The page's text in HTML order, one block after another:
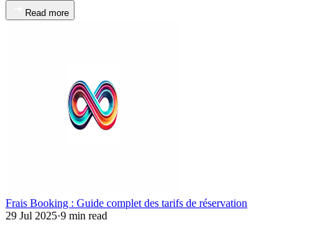
Read more
Frais Booking : Guide complet des tarifs de réservation
29 Jul 2025·9 min read